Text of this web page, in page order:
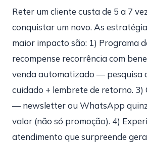
Reter um cliente custa de 5 a 7
conquistar um novo. As
maior impacto são: 1) Programa
recompense recorrência com
venda automatizado — pesquisa
cuidado + lembrete de retorno. 3)
— newsletter ou WhatsApp
valor (não só promoção). 4)
atendimento que surpreende